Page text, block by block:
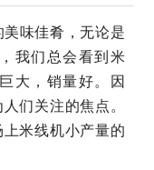
味佳肴，无论是
我们总会看到米
大，销量好。因
们关注的焦点。
米线机小产量的